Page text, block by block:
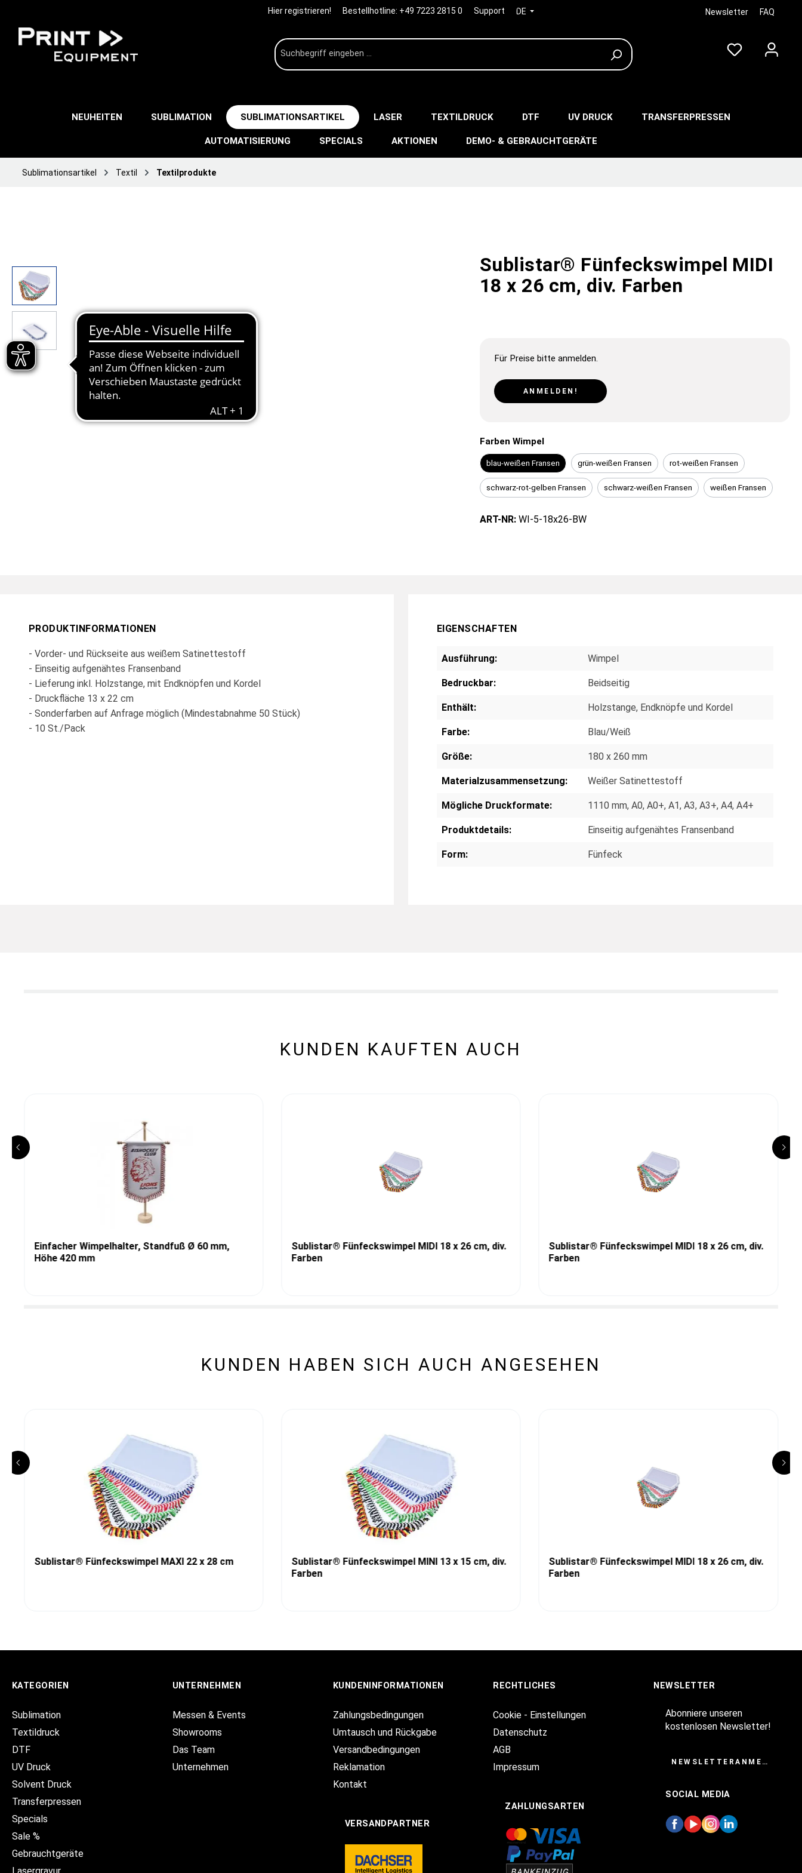
Hier registrieren! Bestellhotline: +49 7223 2815 0 Support DE Newsletter FAQ
NEUHEITEN SUBLIMATION SUBLIMATIONSARTIKEL LASER TEXTILDRUCK DTF UV DRUCK TRANSFERPRESSEN
AUTOMATISIERUNG SPECIALS AKTIONEN DEMO- & GEBRAUCHTGERÄTE
Sublimationsartikel Textil Textilprodukte
Sublistar® Fünfeckswimpel MIDI
18 x 26 cm, div. Farben
Für Preise bitte anmelden.
ANMELDEN!
Farben Wimpel
blau-weißen Fransen grün-weißen Fransen rot-weißen Fransen
schwarz-rot-gelben Fransen schwarz-weißen Fransen weißen Fransen
ART-NR: WI-5-18x26-BW
PRODUKTINFORMATIONEN
- Vorder- und Rückseite aus weißem Satinettestoff
- Einseitig aufgenähtes Fransenband
- Lieferung inkl. Holzstange, mit Endknöpfen und Kordel
- Druckfläche 13 x 22 cm
- Sonderfarben auf Anfrage möglich (Mindestabnahme 50 Stück)
- 10 St./Pack
EIGENSCHAFTEN
Ausführung: Wimpel
Bedruckbar: Beidseitig
Enthält: Holzstange, Endknöpfe und Kordel
Farbe: Blau/Weiß
Größe: 180 x 260 mm
Materialzusammensetzung: Weißer Satinettestoff
Mögliche Druckformate: 1110 mm, A0, A0+, A1, A3, A3+, A4, A4+
Produktdetails: Einseitig aufgenähtes Fransenband
Form: Fünfeck
KUNDEN KAUFTEN AUCH
Einfacher Wimpelhalter, Standfuß Ø 60 mm,
Höhe 420 mm
Sublistar® Fünfeckswimpel MIDI 18 x 26 cm, div.
Farben
Sublistar® Fünfeckswimpel MIDI 18 x 26 cm, div.
Farben
KUNDEN HABEN SICH AUCH ANGESEHEN
Sublistar® Fünfeckswimpel MAXI 22 x 28 cm
Sublistar® Fünfeckswimpel MINI 13 x 15 cm, div.
Farben
Sublistar® Fünfeckswimpel MIDI 18 x 26 cm, div.
Farben
KATEGORIEN
Sublimation
Textildruck
DTF
UV Druck
Solvent Druck
Transferpressen
Specials
Sale %
Gebrauchtgeräte
UNTERNEHMEN
Messen & Events
Showrooms
Das Team
Unternehmen
KUNDENINFORMATIONEN
Zahlungsbedingungen
Umtausch und Rückgabe
Versandbedingungen
Reklamation
Kontakt
VERSANDPARTNER
RECHTLICHES
Cookie - Einstellungen
Datenschutz
AGB
Impressum
ZAHLUNGSARTEN
NEWSLETTER
Abonniere unseren
kostenlosen Newsletter!
NEWSLETTERANMELDUNG
SOCIAL MEDIA